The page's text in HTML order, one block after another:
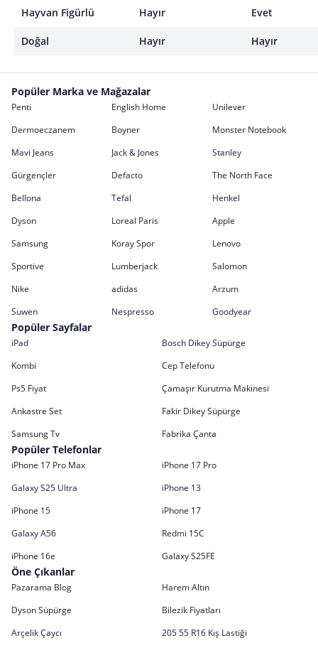
Hayvan Figürlü
Doğal
Hayır
Hayır
Evet
Hayır
Popüler Marka ve Mağazalar
Penti English Home
Unilever
Dermoeczanem
Boyner
Monster Notebook
Mavi Jeans
Jack & Jones
Stanley
Gürgençler
Defacto
The North Face
Bellona
Tefal
Henkel
Dyson
Loreal Paris
Apple
Samsung
Koray Spor
Lenovo
Sportive
Lumberjack
Salomon
Nike
adidas
Arzum
Suwen
Nespresso Goodyear
Popüler Sayfalar
iPad
Bosch Dikey Süpürge
Kombi
Cep Telefonu
Ps5 Fiyat
Çamaşır Kurutma Makinesi
Ankastre Set
Fakir Dikey Süpürge
Samsung Tv
Fabrika Çanta
Popüler Telefonlar
iPhone 17 Pro Max
iPhone 17 Pro
Galaxy S25 Ultra
iPhone 13
iPhone 15
iPhone 17
Galaxy A56
Redmi 15C
iPhone 16e
Galaxy S25FE
Öne Çıkanlar
Pazarama Blog
Harem Altın
Dyson Süpürge
Bilezik Fiyatları
Arçelik Çaycı
205 55 R16 Kış Lastiği